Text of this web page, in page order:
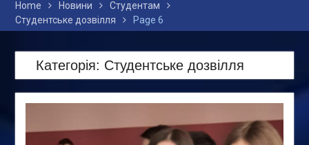
Home Новини
Студентам
Студентське дозвілля
Page 6
Категорія: Студентське дозвілля